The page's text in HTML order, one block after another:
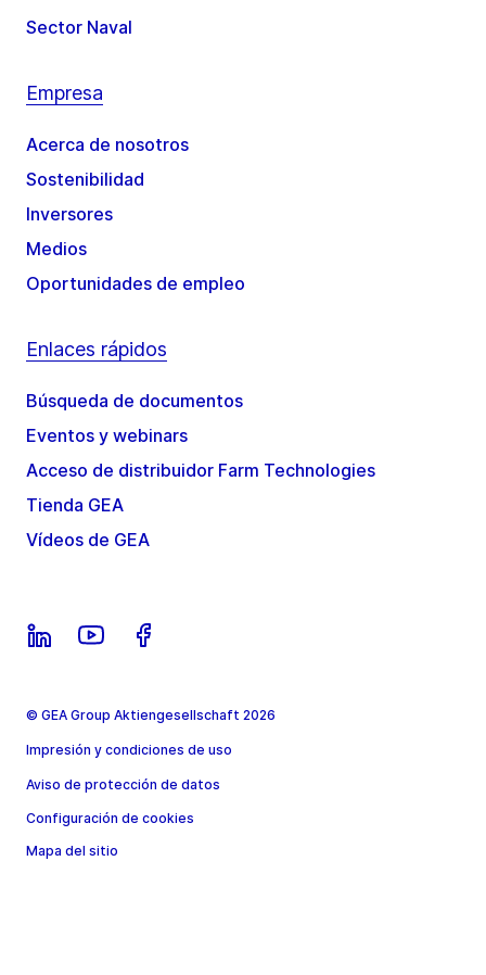
Sector Naval
Empresa
Acerca de nosotros
Sostenibilidad
Inversores
Medios
Oportunidades de empleo
Enlaces rápidos
Búsqueda de documentos
Eventos y webinars
Acceso de distribuidor Farm Technologies
Tienda GEA
Vídeos de GEA
© GEA Group Aktiengesellschaft 2026
Impresión y condiciones de uso
Aviso de protección de datos
Configuración de cookies
Mapa del sitio